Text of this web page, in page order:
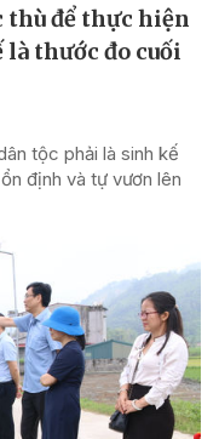
để thực hiện
thước đo cuối
tộc phải là sinh kế
định và tự vươn lên